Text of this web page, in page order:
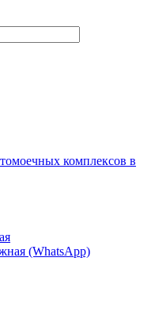
(WhatsApp)